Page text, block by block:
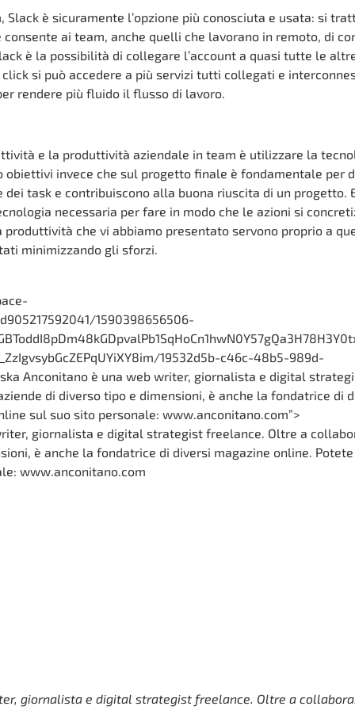
è sicuramente l’opzione più conosciuta e usata: si
ai team, anche quelli che lavorano in remoto, di
è la possibilità di collegare l’account a quasi tutte le
si può accedere a più servizi tutti collegati e
rendere più fluido il flusso di lavoro.
e la produttività aziendale in team è utilizzare la
obiettivi invece che sul progetto finale è fondamentale per
task e contribuiscono alla buona riuscita di un progetto.
necessaria per fare in modo che le azioni si
che vi abbiamo presentato servono proprio a
minimizzando gli sforzi.
1590398656506-
19532d5b-c46c-48b5-989d-
Anconitano è una web writer, giornalista e digital
di diverso tipo e dimensioni, è anche la fondatrice di
sul suo sito personale: www.anconitano.com”>
giornalista e digital strategist freelance. Oltre a